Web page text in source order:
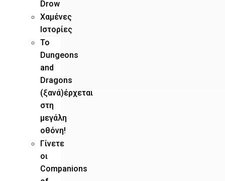
Drow
Χαμένες
Ιστορίες
Το
Dungeons
and
Dragons
(ξανά)έρχεται
στη
μεγάλη
οθόνη!
Γίνετε
οι
Companions